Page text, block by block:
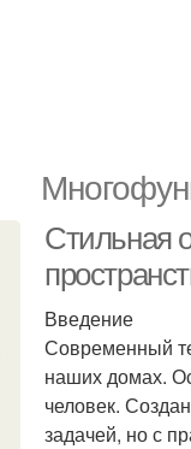
Стильная
Введение
Современный
наших домах.
человек.
задачей, но с